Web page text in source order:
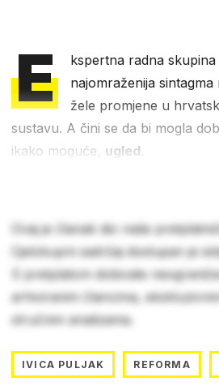
E
kspertna radna
najomraženija
žele promjene u
sustavu. A čini se da bi mogla
ikako moguće, ugled
Ovaj je članak dio naše
Cjelokupni sadržaj dostupan je
S pretplatom dobivate
arhiviranim člancima,
stručnim analizama.
IVICA PULJAK REFORMA